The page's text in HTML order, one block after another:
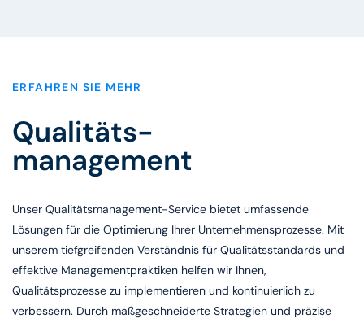
ERFAHREN SIE MEHR
Qualitäts-
management
Unser Qualitätsmanagement-Service bietet umfassende
Lösungen für die Optimierung Ihrer Unternehmensprozesse. Mit
unserem tiefgreifenden Verständnis für Qualitätsstandards und
effektive Managementpraktiken helfen wir Ihnen,
Qualitätsprozesse zu implementieren und kontinuierlich zu
verbessern. Durch maßgeschneiderte Strategien und präzise